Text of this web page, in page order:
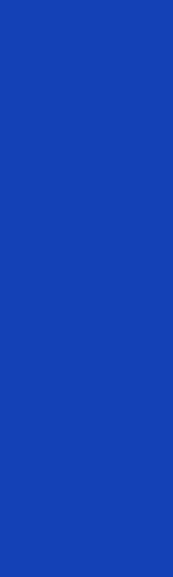
каждого часа
каждого
к нам, вы
быстро и